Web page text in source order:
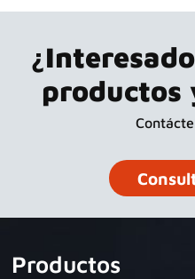
productos
Productos